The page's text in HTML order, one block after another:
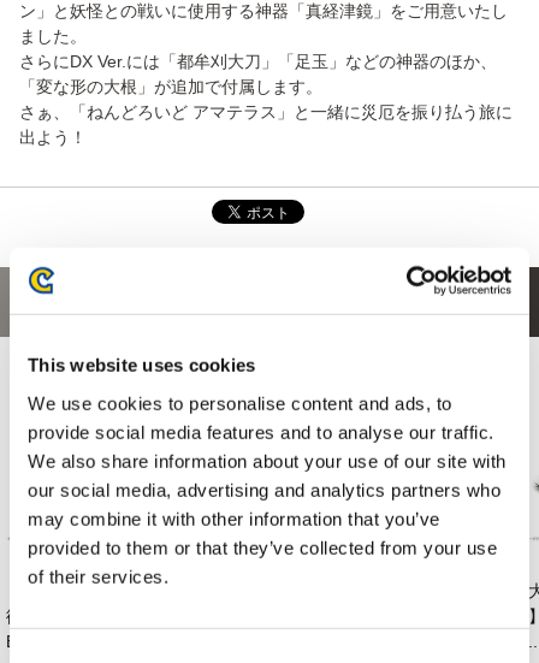
This website uses cookies
We use cookies to personalise content and ads, to
provide social media features and to analyse our traffic.
We also share information about your use of our site with
our social media, advertising and analytics partners who
may combine it with other information that you’ve
provided to them or that they’ve collected from your use
of their services.
ン」と妖怪との戦いに使用する神器「真経津鏡」をご用意いたし
ました。
さらにDX Ver.には「都牟刈大刀」「足玉」などの神器のほか、
「変な形の大根」が追加で付属します。
さぁ、「ねんどろいど アマテラス」と一緒に災厄を振り払う旅に
出よう！
復刻アート企画】
B...
る